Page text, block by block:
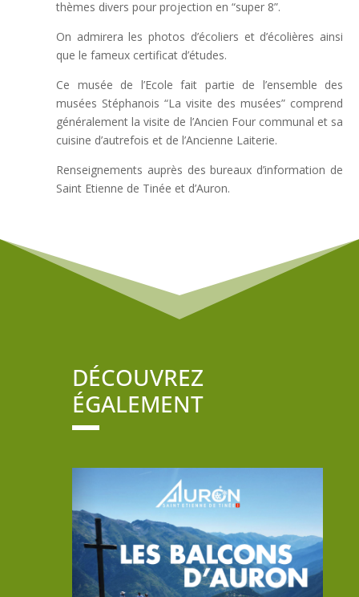
thèmes divers pour projection en “super 8”.
On admirera les photos d’écoliers et d’écolières ainsi
que le fameux certificat d’études.
Ce musée de l’Ecole fait partie de l’ensemble des
musées Stéphanois “La visite des musées” comprend
généralement la visite de l’Ancien Four communal et sa
cuisine d’autrefois et de l’Ancienne Laiterie.
Renseignements auprès des bureaux d’information de
Saint Etienne de Tinée et d’Auron.
DÉCOUVREZ
ÉGALEMENT